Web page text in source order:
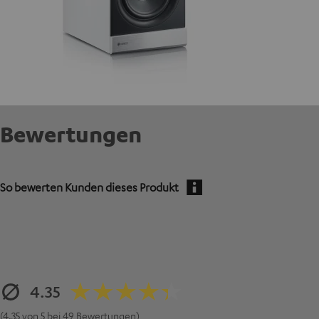
Bewertungen
So bewerten Kunden dieses Produkt
4.35
(4.35 von 5 bei 49 Bewertungen)